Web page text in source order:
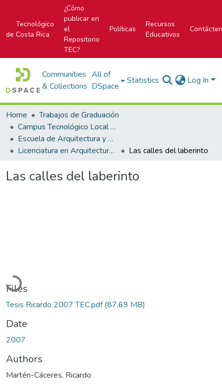
Tecnológico
de Costa Rica
¿Cómo
publicar en
el
Repositorio
TEC?
Políticas
Recursos
Educativos
Communities
& Collections
All of
DSpace
Statistics Log In
Home
Trabajos de Graduación
Campus Tecnológico Local San José
Escuela de Arquitectura y Urbanismo
Licenciatura en Arquitectura y Urbanismo
Las calles del laberinto
Las calles del laberinto
Loading...
Files
Tesis Ricardo 2007 TEC.pdf(87.69 MB)
Date
2007
Authors
Martén-Cáceres, Ricardo